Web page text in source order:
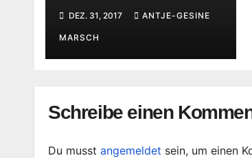
DEZ. 31, 2017 ANTJE-GESINE
MARSCH
Schreibe einen
Du musst angemeldet sein, um einen